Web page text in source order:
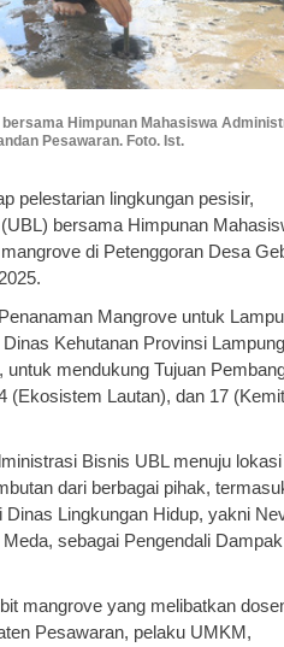
Himpunan Mahasiswa
Pesawaran. Foto. Ist.
pelestarian lingkungan pesisir,
bersama Himpunan
di Petenggoran Desa
Mangrove untuk
Kehutanan Provinsi
mendukung Tujuan
(Ekosistem Lautan), dan 17
Bisnis UBL menuju lokasi
dari berbagai pihak,
Lingkungan Hidup, yakni
sebagai Pengendali Dampak
mangrove yang melibatkan
Pesawaran, pelaku UMKM,